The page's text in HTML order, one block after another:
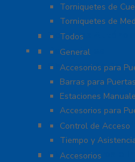
Torniquetes de
Torniquetes de
Teclados
Todos
Refacciones
General
Sistemas de
Accesorios para
Barras para
Estaciones
Accesorios para
Software De
Control de Acceso
Tiempo y
Videoporteros e
Accesorios